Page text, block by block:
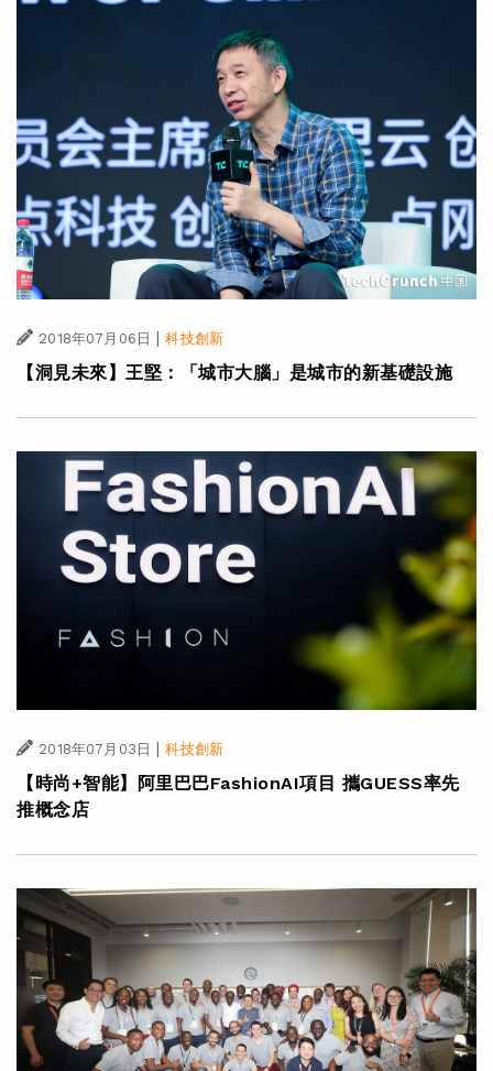
2018年07月06日 | 科技創新
【洞見未來】王堅：「城市大腦」是城市的新基礎設施
2018年07月03日 | 科技創新
【時尚+智能】阿里巴巴FashionAI項目 攜GUESS率先
推概念店